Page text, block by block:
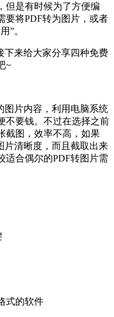
但是有时候为了方便编
要将PDF转为图片，或者
”。
下来给大家分享四种免费
~
图片内容，利用电脑系统
不要钱。不过在选择之前
截图，效率不高，如果
片清晰度，而且截取出来
适合偶尔的PDF转图片需